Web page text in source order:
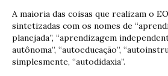
A maioria das coisas que realizam o
sintetizadas com os nomes de
planejada”, “aprendizagem
autônoma”, “autoeducação”,
simplesmente, “autodidaxia”.